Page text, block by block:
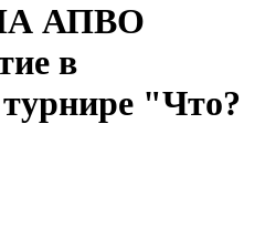
АПВО
в
"Что?